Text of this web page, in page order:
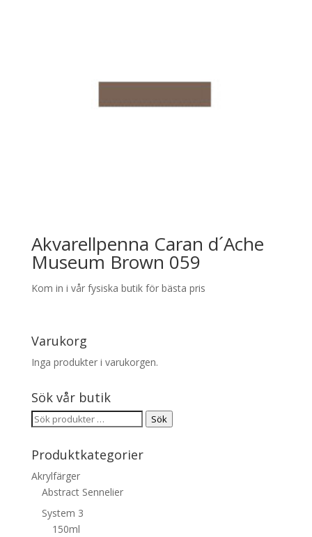
Akvarellpenna Caran d´Ache
Museum Brown 059
Kom in i vår fysiska butik för bästa pris
Varukorg
Inga produkter i varukorgen.
Sök vår butik
Sök
Sök
Produktkategorier
Akrylfärger
Abstract Sennelier
System 3
150ml